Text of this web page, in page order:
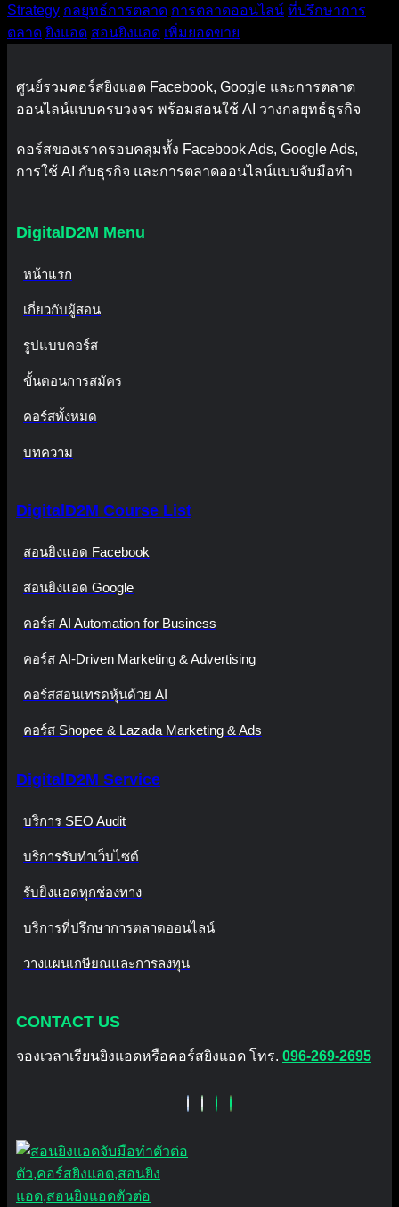
Strategy กลยุทธ์การตลาด การตลาดออนไลน์ ที่ปรึกษาการ
ตลาด ยิงแอด สอนยิงแอด เพิ่มยอดขาย
ศูนย์รวมคอร์สยิงแอด Facebook, Google และการตลาด
ออนไลน์แบบครบวงจร พร้อมสอนใช้ AI วางกลยุทธ์ธุรกิจ
คอร์สของเราครอบคลุมทั้ง Facebook Ads, Google Ads,
การใช้ AI กับธุรกิจ และการตลาดออนไลน์แบบจับมือทำ
DigitalD2M Menu
หน้าแรก
เกี่ยวกับผู้สอน
รูปแบบคอร์ส
ขั้นตอนการสมัคร
คอร์สทั้งหมด
บทความ
DigitalD2M Course List
สอนยิงแอด Facebook
สอนยิงแอด Google
คอร์ส AI Automation for Business
คอร์ส AI-Driven Marketing & Advertising
คอร์สสอนเทรดหุ้นด้วย AI
คอร์ส Shopee & Lazada Marketing & Ads
DigitalD2M Service
บริการ SEO Audit
บริการรับทำเว็บไซต์
รับยิงแอดทุกช่องทาง
บริการที่ปรึกษาการตลาดออนไลน์
วางแผนเกษียณและการลงทุน
CONTACT US
จองเวลาเรียนยิงแอดหรือคอร์สยิงแอด โทร. 096-269-2695